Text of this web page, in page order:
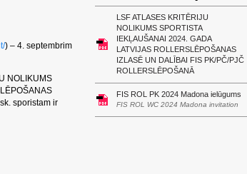
LSF ATLASES KRITĒRIJU
NOLIKUMS SPORTISTA
IEKĻAUŠANAI 2024. GADA
LATVIJAS ROLLERSLĒPOŠANAS
IZLASĒ UN DALĪBAI FIS PK/PČ/PJČ
ROLLERSLĒPOŠANĀ
FIS ROL PK 2024 Madona ielūgums
FIS ROL WC 2024 Madona invitation
) – 4. septembrim
NOLIKUMS
sporistam ir